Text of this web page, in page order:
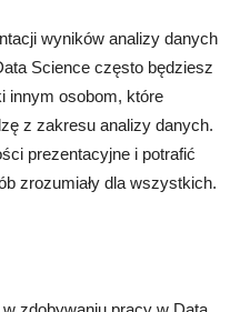
wyników analizy danych
Science często będziesz
innym osobom, które
z zakresu analizy danych.
prezentacyjne i potrafić
zrozumiały dla wszystkich.